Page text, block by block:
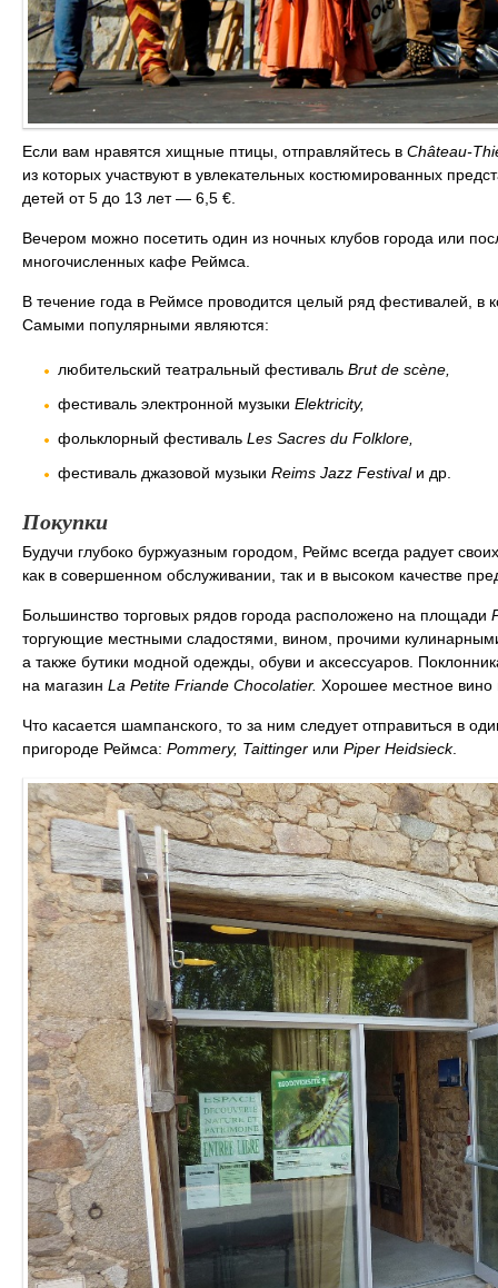
Если вам нравятся хищные птицы, отправляйтесь в Château-T
из которых участвуют в увлекательных костюмированных
детей от 5 до 13 лет — 6,5 €.
Вечером можно посетить один из ночных клубов города или
многочисленных кафе Реймса.
В течение года в Реймсе проводится целый ряд фестивалей, в
Самыми популярными являются:
любительский театральный фестиваль Brut de scène,
фестиваль электронной музыки Elektricity,
фольклорный фестиваль Les Sacres du Folklore,
фестиваль джазовой музыки Reims Jazz Festivalи др.
Покупки
Будучи глубоко буржуазным городом, Реймс всегда радует
как в совершенном обслуживании, так и в высоком качестве
Большинство торговых рядов города расположено на площади
торгующие местными сладостями, вином, прочими
а также бутики модной одежды, обуви и аксессуаров.
на магазин La Petite Friande Chocolatier. Хорошее местное вино
Что касается шампанского, то за ним следует отправиться в
пригороде Реймса: Pommery, Taittinger или Piper Heidsieck.